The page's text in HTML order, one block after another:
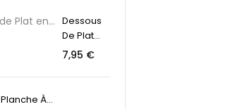
Dessous
De Plat...
Preis
7,95 €
Planche À...